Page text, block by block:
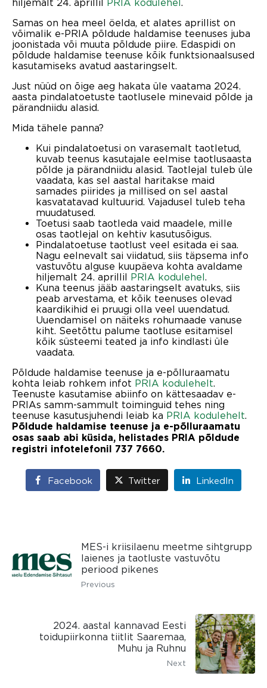
hiljemalt 24. aprillil PRIA kodulehel .
Samas on hea meel öelda, et alates aprillist on
võimalik e-PRIA põldude haldamise teenuses juba
joonistada või muuta põldude piire. Edaspidi on
põldude haldamise teenuse kõik funktsionaalsused
kasutamiseks avatud aastaringselt.
Just nüüd on õige aeg hakata üle vaatama 2024.
aasta pindalatoetuste taotlusele minevaid põlde ja
pärandniidu alasid.
Mida tähele panna?
Kui pindalatoetusi on varasemalt taotletud,
kuvab teenus kasutajale eelmise taotlusaasta
põlde ja pärandniidu alasid. Taotlejal tuleb üle
vaadata, kas sel aastal haritakse maid
samades piirides ja millised on sel aastal
kasvatatavad kultuurid. Vajadusel tuleb teha
muudatused.
Toetusi saab taotleda vaid maadele, mille
osas taotlejal on kehtiv kasutusõigus.
Pindalatoetuse taotlust veel esitada ei saa.
Nagu eelnevalt sai viidatud, siis täpsema info
vastuvõtu alguse kuupäeva kohta avaldame
hiljemalt 24. aprillil PRIA kodulehel.
Kuna teenus jääb aastaringselt avatuks, siis
peab arvestama, et kõik teenuses olevad
kaardikihid ei pruugi olla veel uuendatud.
Uuendamisel on näiteks rohumaade vanuse
kiht. Seetõttu palume taotluse esitamisel
kõik süsteemi teated ja info kindlasti üle
vaadata.
Põldude haldamise teenuse ja e-põlluraamatu
kohta leiab rohkem infot PRIA kodulehelt.
Teenuste kasutamise abiinfo on kättesaadav e-
PRIAs samm-sammult toiminguid tehes ning
teenuse kasutusjuhendi leiab ka PRIA kodulehelt.
Põldude haldamise teenuse ja e-põlluraamatu
osas saab abi küsida, helistades PRIA põldude
registri infotelefonil 737 7660.
Facebook Twitter LinkedIn
MES-i kriisilaenu meetme sihtgrupp
laienes ja taotluste vastuvõtu
periood pikenes
Previous
2024. aastal kannavad Eesti
toidupiirkonna tiitlit Saaremaa,
Muhu ja Ruhnu
Next